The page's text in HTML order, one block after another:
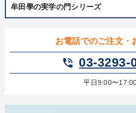
資産戦略
【6月】音声・映像
経営者のための《音声・動画で学ぶ》講
牟田學の実学の門シリーズ
お電話でのご注文・
phone_in_talk 03-3293-
平日9:00〜